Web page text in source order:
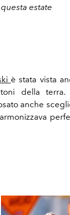
estate
è stata vista
della
anche